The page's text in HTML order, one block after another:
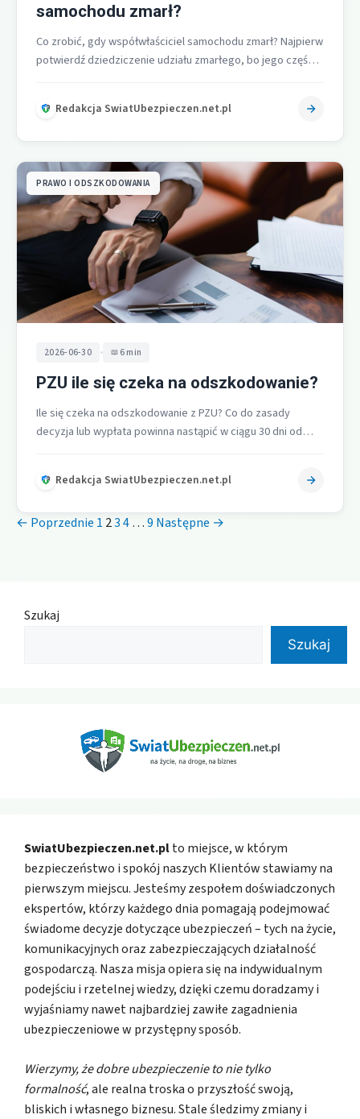
samochodu zmarł?
Co zrobić, gdy współwłaściciel samochodu zmarł? Najpierw
potwierdź dziedziczenie udziału zmarłego, bo jego część
Redakcja SwiatUbezpieczen.net.pl
PRAWO I ODSZKODOWANIA
2026-06-30 • 6 min
PZU ile się czeka na odszkodowanie?
Ile się czeka na odszkodowanie z PZU? Co do zasady
decyzja lub wypłata powinna nastąpić w ciągu 30 dni od…
Redakcja SwiatUbezpieczen.net.pl
← Poprzednie 1 234…9 Następne →
Szukaj
Szukaj
SwiatUbezpieczen.net.plto miejsce, w którym
bezpieczeństwo i spokój naszych Klientów stawiamy na
pierwszym miejscu. Jesteśmy zespołem doświadczonych
ekspertów, którzy każdego dnia pomagają podejmować
świadome decyzje dotyczące ubezpieczeń – tych na życie,
komunikacyjnych oraz zabezpieczających działalność
gospodarczą. Nasza misja opiera się na indywidualnym
podejściu i rzetelnej wiedzy, dzięki czemu doradzamy i
wyjaśniamy nawet najbardziej zawiłe zagadnienia
ubezpieczeniowe w przystępny sposób.
Wierzymy, że dobre ubezpieczenie to nie tylko
formalność, ale realna troska o przyszłość swoją,
bliskich i własnego biznesu. Stale śledzimy zmiany i